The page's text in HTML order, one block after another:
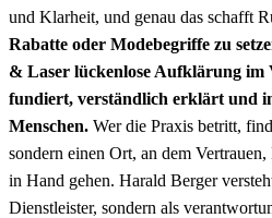
und Klarheit, und genau das schafft
Rabatte oder Modebegriffe zu
& Laser lückenlose Aufklärung im
fundiert, verständlich erklärt und
Menschen. Wer die Praxis betritt,
sondern einen Ort, an dem
in Hand gehen. Harald Berger
Dienstleister, sondern als